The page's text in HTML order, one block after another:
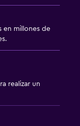
en millones de
realizar un